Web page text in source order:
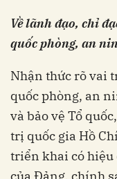
Về lãnh đạo, chỉ
quốc phòng, an
Nhận thức rõ vai
quốc phòng, an
và bảo vệ Tổ
trị quốc gia Hồ
triển khai có hiệu